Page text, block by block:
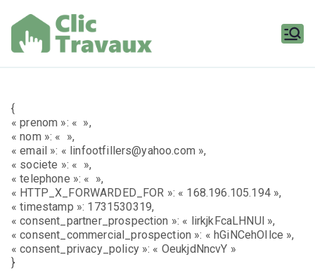
contenu
{
« prenom »: « »,
« nom »: « »,
« email »: « linfootfillers@yahoo.com »,
« societe »: « »,
« telephone »: « »,
« HTTP_X_FORWARDED_FOR »: « 168.196.105.194 »,
« timestamp »: 1731530319,
« consent_partner_prospection »: « lirkjkFcaLHNUl »,
« consent_commercial_prospection »: « hGiNCehOIlce »,
« consent_privacy_policy »: « OeukjdNncvY »
}